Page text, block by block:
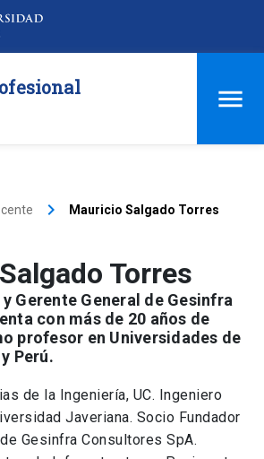
keyboard_arrow_right Mauricio Salgado Torres
Torres
Gerente General de Gesinfra
con más de 20 años de
profesor en Universidades de
Perú.
de la Ingeniería, UC. Ingeniero
Javeriana. Socio Fundador
Gesinfra Consultores SpA.